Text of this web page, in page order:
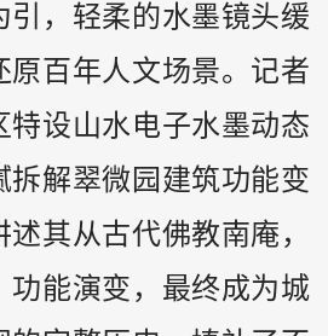
引，轻柔的水墨镜头缓
原百年人文场景。记者
特设山水电子水墨动态
拆解翠微园建筑功能变
其从古代佛教南庵，
功能演变，最终成为城